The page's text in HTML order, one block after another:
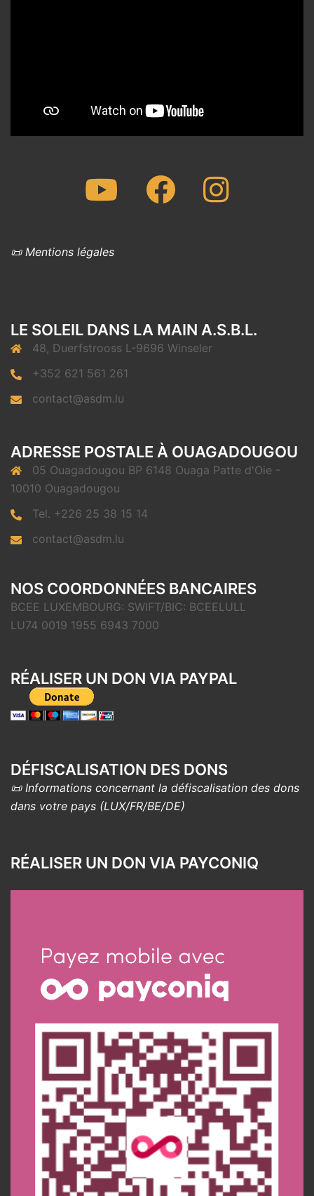
Youtube FacebookInstagram
📜 Mentions légales
LE SOLEIL DANS LA MAIN A.S.B.L.
48, Duerfstrooss L-9696 Winseler
+352 621 561 261
contact@asdm.lu
ADRESSE POSTALE À OUAGADOUGOU
05 Ouagadougou BP 6148 Ouaga Patte d'Oie -
10010 Ouagadougou
Tel. +226 25 38 15 14
contact@asdm.lu
NOS COORDONNÉES BANCAIRES
BCEE LUXEMBOURG: SWIFT/BIC: BCEELULL
LU74 0019 1955 6943 7000
RÉALISER UN DON VIA PAYPAL
DÉFISCALISATION DES DONS
📜 Informations concernant la défiscalisation des dons
dans votre pays (LUX/FR/BE/DE)
RÉALISER UN DON VIA PAYCONIQ